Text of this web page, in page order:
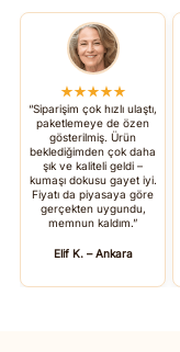
★★★★★
“Siparişim çok hızlı ulaştı,
paketlemeye de özen
gösterilmiş. Ürün
beklediğimden çok daha
şık ve kaliteli geldi –
kumaşı dokusu gayet iyi.
Fiyatı da piyasaya göre
gerçekten uygundu,
memnun kaldım.”
Elif K. – Ankara